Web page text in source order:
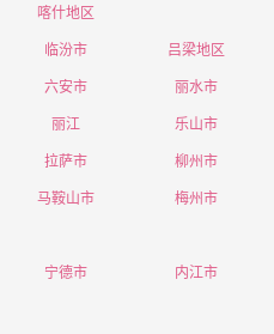
喀什地区
临汾市
吕梁地区
六安市
丽水市
丽江
乐山市
拉萨市
柳州市
马鞍山市
梅州市
宁德市
内江市